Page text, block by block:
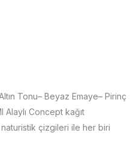
Tonu– Beyaz Emaye– Pirinç
Alaylı Concept kağıt
çizgileri ile her biri